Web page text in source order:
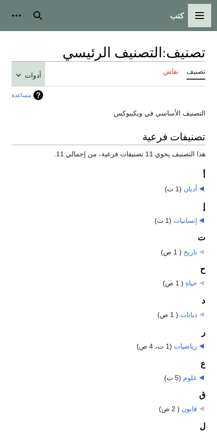
القائمة الرئيسية
كتب بحث
تصنيف:التصنيف الرئيسي
تصنيف نقاش أدوات
مساعدة
التصنيف الأساسي في ويكيبوكس
تصنيفات فرعية
هذا التصنيف يحوي 11 تصنيفات فرعية، من إجمالي 11.
أديان (1 ت)
إنسانيات (1 ت)
ت
تاريخ ( 1 ص)
ح
حياة ( 1 ص)
د
ديانات ( 1 ص)
ر
رياضيات (1 ت، 4 ص)
ع
علوم (5 ت)
ق
قانون ( 2 ص)
ل